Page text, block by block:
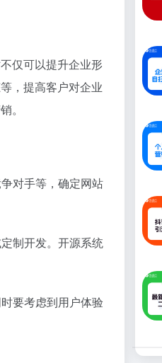
仅可以提升企业形
，提高客户对企业
。
对手等，确定网站
制开发。开源系统
要考虑到用户体验